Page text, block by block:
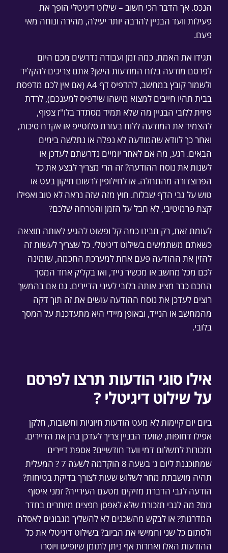
הנכס. אך הדבר הכי חשוב – שילוט דיגיטלי הופך את
פעילות וועד הבניין להרבה יותר יעילה, מהירה ונוחה מאי
פעם.
תגידו את האמת, כמה זמן ועבודה נדרשים מכם היום
לפרסם מודעה בלוח המודעות הישן? אתם צריכים להקליד
ולשמור קובץ במחשב, להדפיס דף A4 (אם אין לכם מדפסת
בבית תהיו חייבים למצוא מישהו שידפיס למענכם), לרדת
פיזית ללובי הבניין מה שלא תמיד מסתדר בלו"ז צפוף,
להצמיד את המודעה ללוח בעזרת סלוטייפ או אקדח סיכות,
ואחר כך לוודא שהמודעה לא נפלה או נתלשה בימים
הבאים. רגע, מה אם לאחר יומיים נדרשתם לעדכן או
לשנות את נוסח ההודעה? זה הרי מצריך לבצע את כל
הפרוצדורה מהתחלה. או לחילופין לרשום תיקון בעט או
טוש על גבי הדף שבלוח. חוץ מזה שזה נראה לא טוב ואפילו
קצת פרמיטיבי, לא חבל על הזמן והטרחה שלכם?
לעומת זאת, רק תבינו כמה קל ופשוט להגיע לאותה תוצאה
כשאתם משתמשים בשילוט דיגיטלי. כל שצריך לעשות זה
להזין את ההודעה פעם אחת למערכת החכמה, שזמינה
לכם מכל מחשב או מכשיר נייד, ואז בקליק אחד המסך
החכם כבר מציג אותה בלובי לעיני הדיירים. גם אם בהמשך
רוצים לעדכן את נוסח ההודעה עושים את זה תוך דקה
מהמחשב או הנייד, ובאופן מיידי היא מתעדכנת על המסך
בלובי.
אילו סוגי הודעות תרצו לפרסם
על שילוט דיגיטלי ?
ביום יום קיימות לא מעט הודעות חיוניות וחשובות, חלקן
אפילו דחופות, שוועד הבניין צריך לעדכן בהן את הדיירים.
תזכורות לתשלום דמי וועד חודשיים? אספת דיירים
שמתוכננת ליום ג' בשעה 8 הוקדמה לשעה 7 ? המעלית
תהיה מושבתת מחר לשלוש שעות לצורך בדיקת בטיחות?
הודעה לגבי הדברת מזיקים מטעם העירייה? זמני איסוף
גזם? מה לגבי תזכורת שלא לאפסן חפצים מיותרים בחדר
המדרגות? או לבקש מהשכנים לא להשליך מגבונים לאסלה
ולסתום כל שני וחמישי את הביוב? בשילוט דיגיטלי את כל
ההודעות האלו ואחרות אף ניתן לתזמן שיופיעו ויוסרו